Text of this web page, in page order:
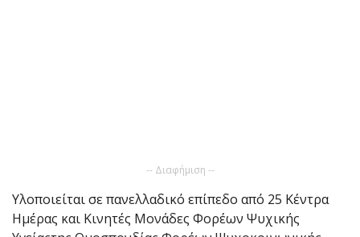
-- Διαφήμιση --
Υλοποιείται σε πανελλαδικό επίπεδο από 25 Κέντρα
Ημέρας και Κινητές Μονάδες Φορέων Ψυχικής